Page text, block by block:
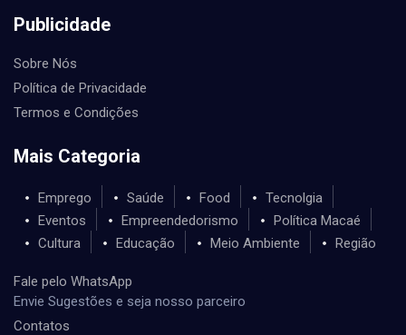
Publicidade
Sobre Nós
Política de Privacidade
Termos e Condições
Mais Categoria
Emprego Saúde Food
Tecnolgia
Eventos
Empreendedorismo
Política Macaé
Cultura
Educação Meio Ambiente Região
Fale pelo WhatsApp
Envie Sugestões e seja nosso parceiro
Contatos